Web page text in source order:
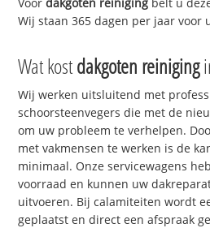
Wij staan 365 dagen per jaar voor
Wat kostdakgoten reiniging
Wij werken uitsluitend met
schoorsteenvegers die met de
om uw probleem te verhelpen.
met vakmensen te werken is de
minimaal. Onze servicewagens
voorraad en kunnen uw
uitvoeren. Bij calamiteiten wordt
geplaatst en direct een afspraak